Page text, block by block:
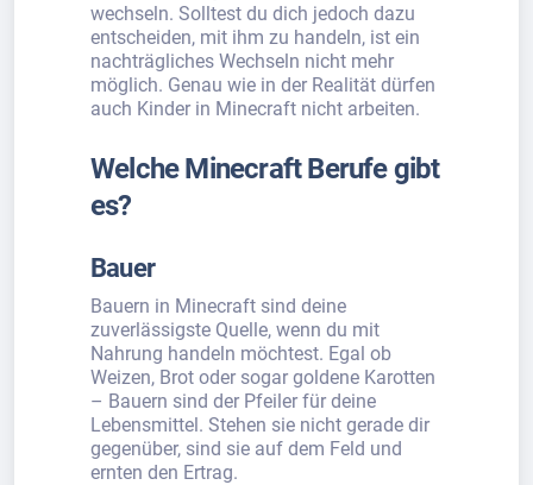
wechseln. Solltest du dich jedoch dazu
entscheiden, mit ihm zu handeln, ist ein
nachträgliches Wechseln nicht mehr
möglich. Genau wie in der Realität dürfen
auch Kinder in Minecraft nicht arbeiten.
Welche Minecraft Berufe gibt
es?
Bauer
Bauern in Minecraft sind deine
zuverlässigste Quelle, wenn du mit
Nahrung handeln möchtest. Egal ob
Weizen, Brot oder sogar goldene Karotten
– Bauern sind der Pfeiler für deine
Lebensmittel. Stehen sie nicht gerade dir
gegenüber, sind sie auf dem Feld und
ernten den Ertrag.